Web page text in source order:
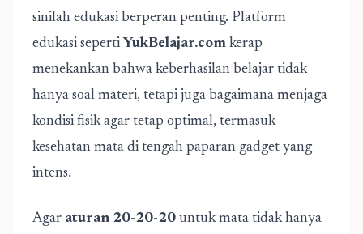
sinilah edukasi berperan penting. Platform
edukasi seperti YukBelajar.com kerap
menekankan bahwa keberhasilan belajar tidak
hanya soal materi, tetapi juga bagaimana menjaga
kondisi fisik agar tetap optimal, termasuk
kesehatan mata di tengah paparan gadget yang
intens.
Agar aturan 20-20-20 untuk mata tidak hanya